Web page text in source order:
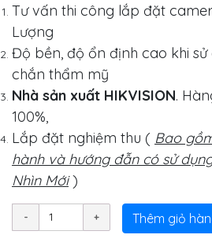
Tư vấn thi công lắp đặt
Lượng
Độ bền, độ ổn định cao khi
chắn thẩm mỹ
Nhà sản xuất HIKVISION.
100%,
Lắp đặt nghiệm thu ( Bao
hành và hướng đẫn có sử
Nhìn Mới)
Thêm giỏ